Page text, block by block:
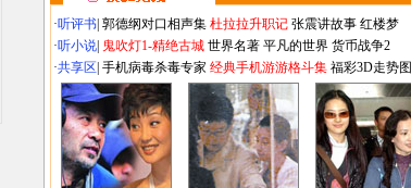
·听评书 郭德纲对口相声集 杜拉拉升职记 张震讲故事 红楼梦
·听小说 鬼吹灯1-精绝古城 世界名著 平凡的世界 货币战争2
·共享区 手机病毒杀毒专家 经典手机游游格斗集 福彩3D走势图